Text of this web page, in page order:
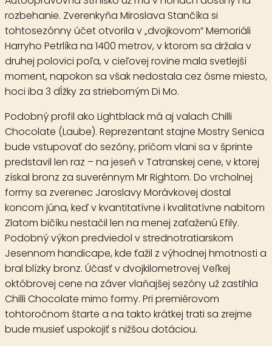
rozbehanie. Zverenkyňa Miroslava Stančíka si
tohtosezónny účet otvorila v „dvojkovom“ Memoriáli
Harryho Petrlíka na 1400 metrov, v ktorom sa držala v
druhej polovici poľa, v cieľovej rovine mala svetlejší
moment, napokon sa však nedostala cez ôsme miesto,
hoci iba 3 dĺžky za strieborným Di Mo.
Podobný profil ako Lightblack má aj valach Chilli
Chocolate (Laube). Reprezentant stajne Mostry Senica
bude vstupovať do sezóny, pričom vlani sa v šprinte
predstavil len raz – na jeseň v Tatranskej cene, v ktorej
získal bronz za suverénnym Mr Rightom. Do vrcholnej
formy sa zverenec Jaroslavy Morávkovej dostal
koncom júna, keď v kvantitatívne i kvalitatívne nabitom
Zlatom bičíku nestačil len na menej zaťaženú Efily.
Podobný výkon predviedol v strednotratiarskom
Jesennom handicape, kde ťažil z výhodnej hmotnosti a
bral blízky bronz. Účasť v dvojkilometrovej Veľkej
októbrovej cene na záver vlaňajšej sezóny už zastihla
Chilli Chocolate mimo formy. Pri premiérovom
tohtoročnom štarte a na takto krátkej trati sa zrejme
bude musieť uspokojiť s nižšou dotáciou.